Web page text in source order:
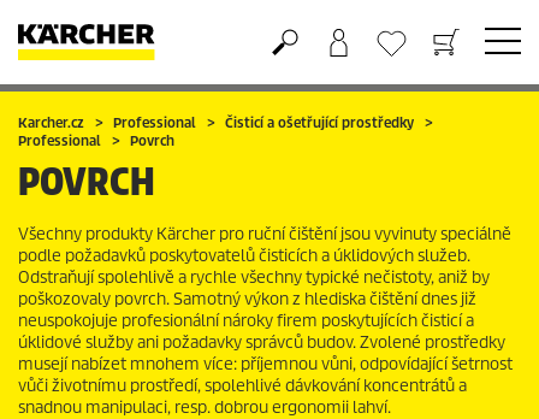
Nákupní košík
Seznam oblíbených produktů
Karcher.cz Professional
Čisticí a ošetřující prostředky
Professional
Povrch
POVRCH
Všechny produkty Kärcher pro ruční čištění jsou vyvinuty speciálně
podle požadavků poskytovatelů čisticích a úklidových služeb.
Odstraňují spolehlivě a rychle všechny typické nečistoty, aniž by
poškozovaly povrch. Samotný výkon z hlediska čištění dnes již
neuspokojuje profesionální nároky firem poskytujících čisticí a
úklidové služby ani požadavky správců budov. Zvolené prostředky
musejí nabízet mnohem více: příjemnou vůni, odpovídající šetrnost
vůči životnímu prostředí, spolehlivé dávkování koncentrátů a
snadnou manipulaci, resp. dobrou ergonomii lahví.